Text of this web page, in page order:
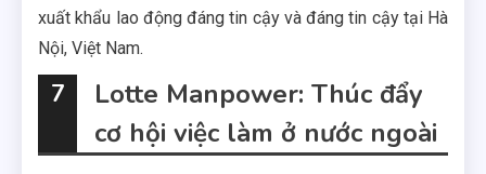
xuất khẩu lao động đáng tin cậy và đáng tin cậy tại Hà
Nội, Việt Nam.
7
Lotte Manpower: Thúc đẩy
cơ hội việc làm ở nước ngoài